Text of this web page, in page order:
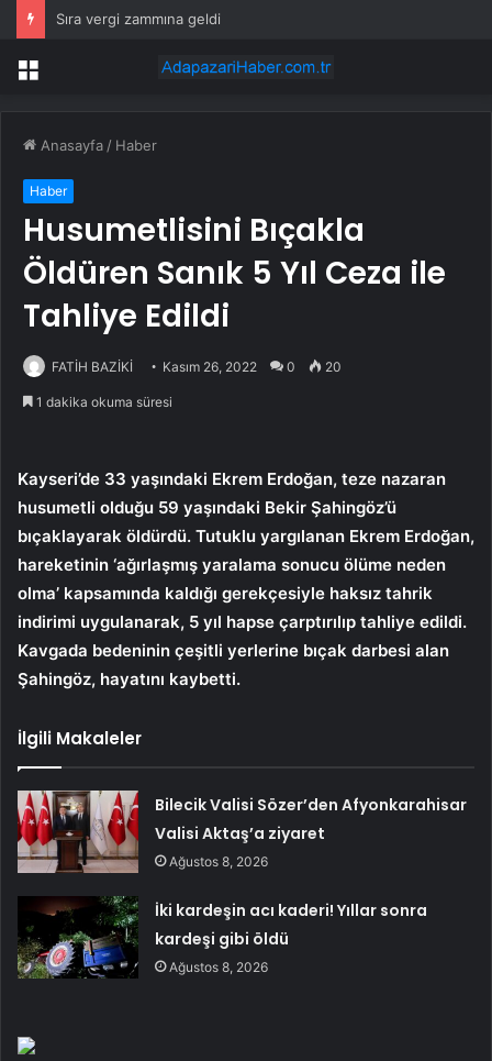
Sıra vergi zammına geldi
Menü
Anasayfa / Haber
Haber
Husumetlisini Bıçakla
Öldüren Sanık 5 Yıl Ceza ile
Tahliye Edildi
FATİH BAZİKİ Kasım 26, 2022 0 20
1 dakika okuma süresi
Kayseri’de 33 yaşındaki Ekrem Erdoğan, teze nazaran
husumetli olduğu 59 yaşındaki Bekir Şahingöz’ü
bıçaklayarak öldürdü. Tutuklu yargılanan Ekrem Erdoğan,
hareketinin ‘ağırlaşmış yaralama sonucu ölüme neden
olma’ kapsamında kaldığı gerekçesiyle haksız tahrik
indirimi uygulanarak, 5 yıl hapse çarptırılıp tahliye edildi.
Kavgada bedeninin çeşitli yerlerine bıçak darbesi alan
Şahingöz, hayatını kaybetti.
İlgili Makaleler
Bilecik Valisi Sözer’den Afyonkarahisar
Valisi Aktaş’a ziyaret
Ağustos 8, 2026
İki kardeşin acı kaderi! Yıllar sonra
kardeşi gibi öldü
Ağustos 8, 2026